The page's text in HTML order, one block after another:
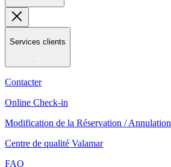
Services clients
Contacter
Online Check-in
Modification de la Réservation / Annulation
Centre de qualité Valamar
FAQ